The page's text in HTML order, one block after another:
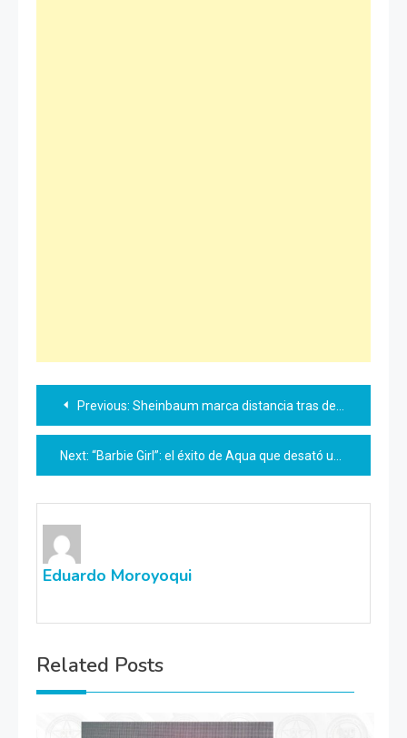
Navegación
de
entradas
Previous: Sheinbaum marca distancia tras detenciones en EU
Next: “Barbie Girl”: el éxito de Aqua que desató una batalla legal
Eduardo Moroyoqui
Related Posts